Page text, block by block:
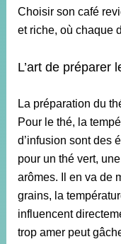
Choisir son café
et riche, où chaque
L’art de préparer
La préparation du
Pour le thé, la
d’infusion sont des
pour un thé vert,
arômes. Il en va de
grains, la
influencent
trop amer peut